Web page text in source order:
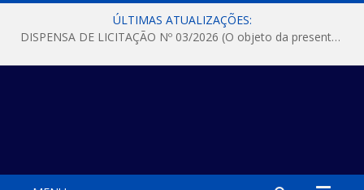
ÚLTIMAS ATUALIZAÇÕES:
DISPENSA DE LICITAÇÃO Nº 03/2026 (O objeto da presente dispensa é a escolha da proposta mais vantajosa para a aquisição, de aparelhos de ar condicionado, tipo Split, com material de instalação e fogão industrial, conforme condições, quantidades e exigências estabelecidas no termo de referencia e neste aviso de contratação direta e seus anexos)